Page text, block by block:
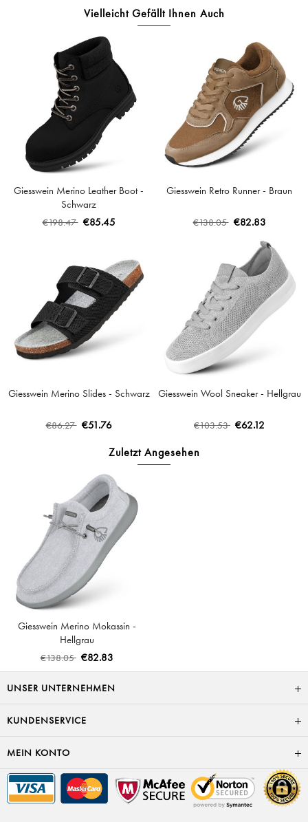
Vielleicht Gefällt Ihnen Auch
Giesswein Merino Leather Boot -
Schwarz
€198.47 €85.45
Giesswein Retro Runner - Braun
€138.05 €82.83
Giesswein Merino Slides - Schwarz
€86.27 €51.76
Giesswein Wool Sneaker - Hellgrau
€103.53 €62.12
Zuletzt Angesehen
Giesswein Merino Mokassin -
Hellgrau
€138.05 €82.83
UNSER UNTERNEHMEN
KUNDENSERVICE
MEIN KONTO